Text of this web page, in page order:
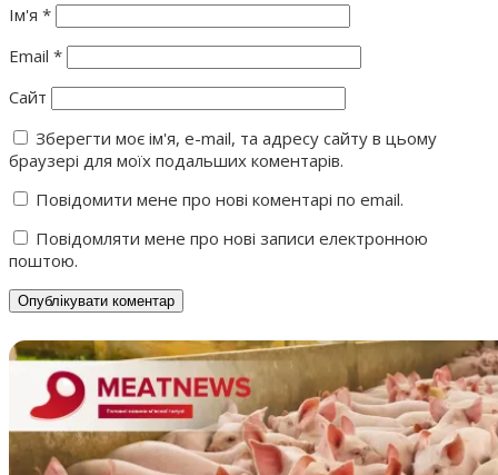
Ім'я *
Email *
Сайт
Зберегти моє ім'я, e-mail, та адресу сайту в цьому
браузері для моїх подальших коментарів.
Повідомити мене про нові коментарі по email.
Повідомляти мене про нові записи електронною
поштою.